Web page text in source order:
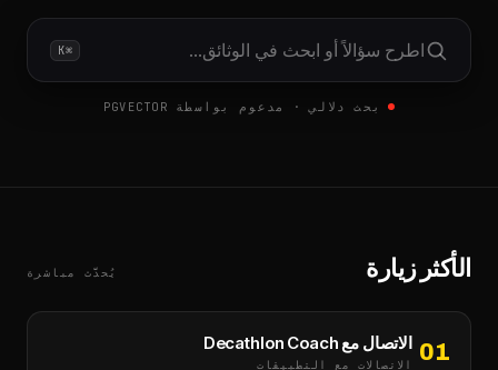
اطرح سؤالاً أو ابحث في الوثائق… ⌘K
بحث دلالي · مدعوم بواسطة PGVECTOR
الأكثر زيارة يُحدَّث مباشرة
01 الاتصال مع Decathlon Coach
الاتصالات مع التطبيقات